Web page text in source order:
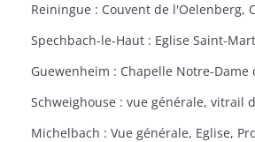
Michelbach : Vue générale, Eglise,